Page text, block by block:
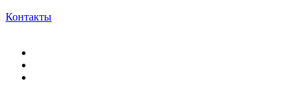
Контакты